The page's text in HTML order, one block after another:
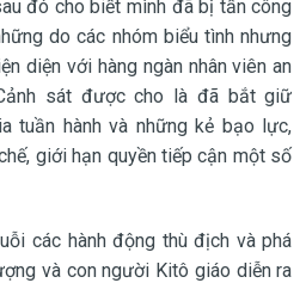
đó cho biết mình đã bị tấn công
do các nhóm biểu tình nhưng
diện với hàng ngàn nhân viên an
sát được cho là đã bắt giữ
tuần hành và những kẻ bạo lực,
giới hạn quyền tiếp cận một số
các hành động thù địch và phá
và con người Kitô giáo diễn ra